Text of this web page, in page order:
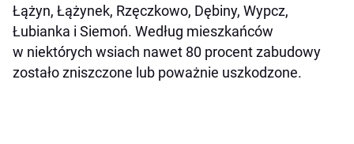
Łążyn, Łążynek, Rzęczkowo, Dębiny, Wypcz,
Łubianka i Siemoń. Według mieszkańców
w niektórych wsiach nawet 80 procent zabudowy
zostało zniszczone lub poważnie uszkodzone.